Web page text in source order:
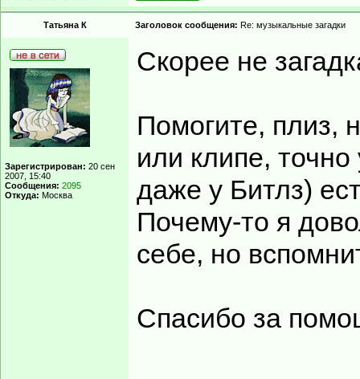
Татьяна К Заголовок сообщения: Re: музыкальные загадки
Зарегистрирован: 20 сен
2007, 15:40
Сообщения: 2095
Откуда: Москва
Скорее не
Помогите, плиз,
или клипе, точно
даже у Битлз)
Почему-то я
себе, но
Спасибо за